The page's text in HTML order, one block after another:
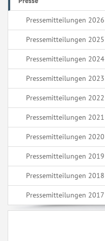
Pressemitteilungen 2026
Pressemitteilungen 2025
Pressemitteilungen 2024
Pressemitteilungen 2023
Pressemitteilungen 2022
Pressemitteilungen 2021
Pressemitteilungen 2020
Pressemitteilungen 2019
Pressemitteilungen 2018
Pressemitteilungen 2017